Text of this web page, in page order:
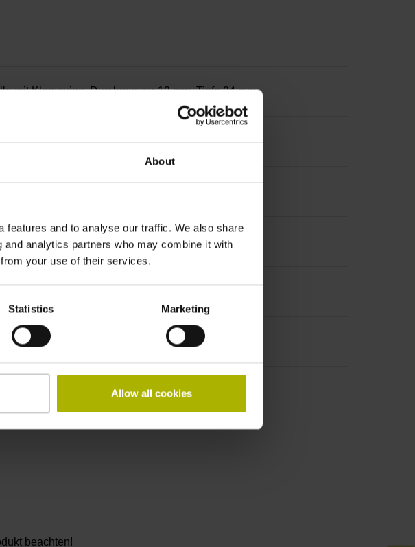
About
features and to analyse our traffic. We also share
analytics partners who may combine it with
your use of their services.
Statistics Marketing
Allow all cookies
mit Klemmring, Durchmesser 12 mm, Tiefe 24 mm
radial verwendbar
beachten!